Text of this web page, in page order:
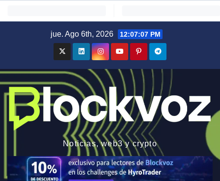
jue. Ago 6th, 2026 12:07:08 PM
Noticias, web3 y crypto